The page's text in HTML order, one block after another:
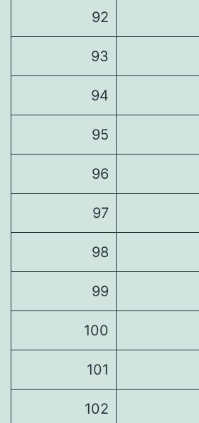
92
93
94
95
96
97
98
99
100
101
102